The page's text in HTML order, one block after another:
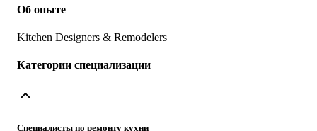
Об опыте
Kitchen Designers & Remodelers
Категории специализации
Специалисты по ремонту кухни